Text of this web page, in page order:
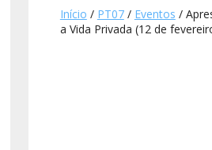
Início / PT07/ Eventos /
a Vida Privada (12 de